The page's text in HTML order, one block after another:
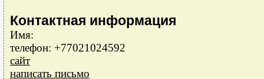
Контактная информация
Имя:
телефон: +77021024592
сайт
написать письмо